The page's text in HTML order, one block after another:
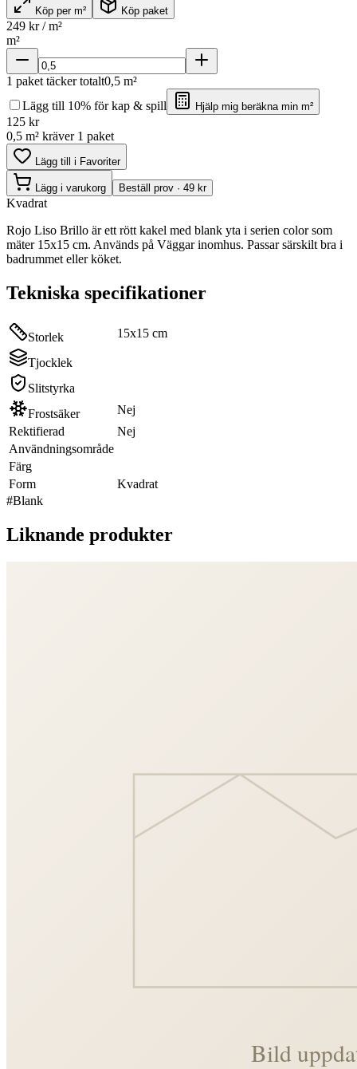
Köp per m² Köp paket
249 kr / m²
m²
1 paket täcker totalt0,5 m²
Lägg till 10% för kap & spill
Hjälp mig beräkna min m²
125 kr
0,5 m² kräver 1 paket
Lägg till i Favoriter
Lägg i varukorg Beställ prov · 49 kr
Kvadrat
Rojo Liso Brillo är ett rött kakel med blank yta i serien color som
mäter 15x15 cm. Används på Väggar inomhus. Passar särskilt bra i
badrummet eller köket.
Tekniska specifikationer
Storlek 15x15 cm
Tjocklek
Slitstyrka
Frostsäker
Nej
Rektifierad
Nej
Användningsområde
Färg
Form
Kvadrat
#Blank
Liknande produkter